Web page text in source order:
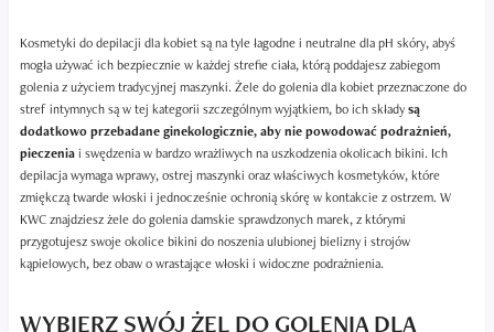
Kosmetyki do depilacji dla kobiet są na tyle łagodne i neutralne dla pH skóry, abyś
mogła używać ich bezpiecznie w każdej strefie ciała, którą poddajesz zabiegom
golenia z użyciem tradycyjnej maszynki. Żele do golenia dla kobiet przeznaczone do
stref intymnych są w tej kategorii szczególnym wyjątkiem, bo ich składysą
dodatkowo przebadane ginekologicznie, aby nie powodować podrażnień,
pieczeniai swędzenia w bardzo wrażliwych na uszkodzenia okolicach bikini. Ich
depilacja wymaga wprawy, ostrej maszynki oraz właściwych kosmetyków, które
zmiękczą twarde włoski i jednocześnie ochronią skórę w kontakcie z ostrzem. W
KWC znajdziesz żele do golenia damskie sprawdzonych marek, z którymi
przygotujesz swoje okolice bikini do noszenia ulubionej bielizny i strojów
kąpielowych, bez obaw o wrastające włoski i widoczne podrażnienia.
WYBIERZ SWÓJ ŻEL DO GOLENIA DLA